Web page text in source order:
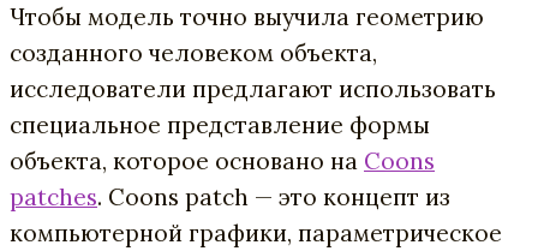
Чтобы модель точно выучила геометрию
созданного человеком объекта,
исследователи предлагают использовать
специальное представление формы
объекта, которое основано на Coons
patches. Coons patch — это концепт из
компьютерной графики, параметрическое